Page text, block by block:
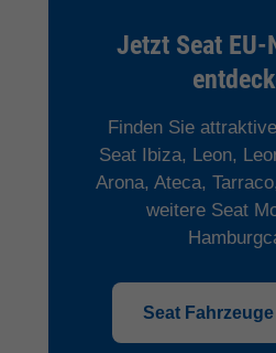
Jetzt Seat EU-
Finden Sie
Seat Ibiza, Leon,
Arona, Ateca,
weitere Seat
Seat